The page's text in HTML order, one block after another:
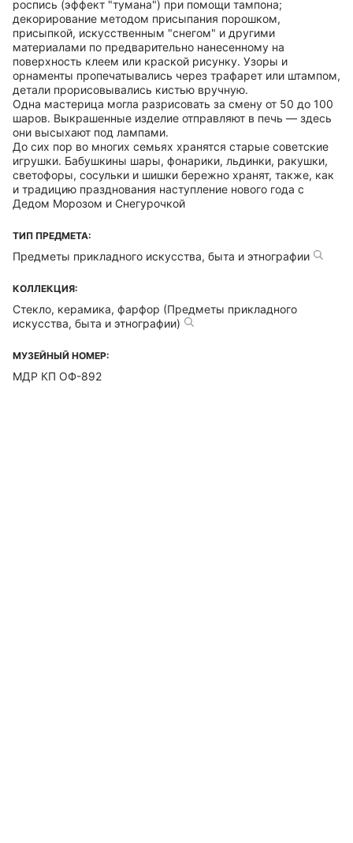
роспись (эффект "тумана") при помощи тампона;
декорирование методом присыпания порошком,
присыпкой, искусственным "снегом" и другими
материалами по предварительно нанесенному на
поверхность клеем или краской рисунку. Узоры и
орнаменты пропечатывались через трафарет или штампом,
детали прорисовывались кистью вручную.
Одна мастерица могла разрисовать за смену от 50 до 100
шаров. Выкрашенные изделие отправляют в печь — здесь
они высыхают под лампами.
До сих пор во многих семьях хранятся старые советские
игрушки. Бабушкины шары, фонарики, льдинки, ракушки,
светофоры, сосульки и шишки бережно хранят, также, как
и традицию празднования наступление нового года с
Дедом Морозом и Снегурочкой
ТИП ПРЕДМЕТА:
Предметы прикладного искусства, быта и этнографии
КОЛЛЕКЦИЯ:
Стекло, керамика, фарфор (Предметы прикладного
искусства, быта и этнографии)
МУЗЕЙНЫЙ НОМЕР:
МДР КП ОФ-892